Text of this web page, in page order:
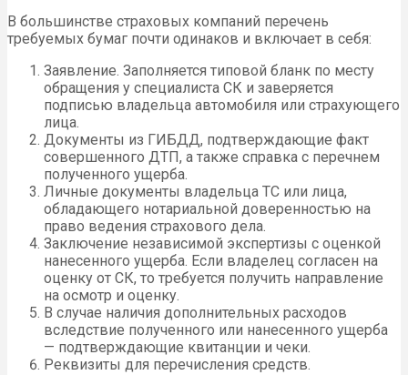
В большинстве страховых компаний перечень
требуемых бумаг почти одинаков и включает в себя:
Заявление. Заполняется типовой бланк по месту
обращения у специалиста СК и заверяется
подписью владельца автомобиля или страхующего
лица.
Документы из ГИБДД, подтверждающие факт
совершенного ДТП, а также справка с перечнем
полученного ущерба.
Личные документы владельца ТС или лица,
обладающего нотариальной доверенностью на
право ведения страхового дела.
Заключение независимой экспертизы с оценкой
нанесенного ущерба. Если владелец согласен на
оценку от СК, то требуется получить направление
на осмотр и оценку.
В случае наличия дополнительных расходов
вследствие полученного или нанесенного ущерба
— подтверждающие квитанции и чеки.
Реквизиты для перечисления средств.